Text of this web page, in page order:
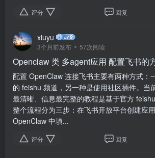
评分 回复
xiuyu
3个月前发布 57次阅读
Openclaw 类 多agent应用 配置飞书的
配置 OpenClaw 连接飞书主要有两种方式：
的 feishu 频道，另一种是使用社区插件。当
最清晰、信息最完整的教程是基于官方
整个流程分为三步：在飞书开放平台创建应
OpenClaw 中填...
评分 回复